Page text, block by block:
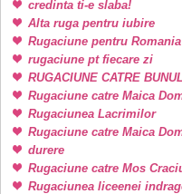
credinta ti-e slaba!
Alta ruga pentru iubire
Rugaciune pentru Romania
rugaciune pt fiecare zi
RUGACIUNE CATRE
Rugaciune catre Maica
Rugaciunea Lacrimilor
Rugaciune catre Maica
durere
Rugaciune catre Mos
Rugaciunea liceenei